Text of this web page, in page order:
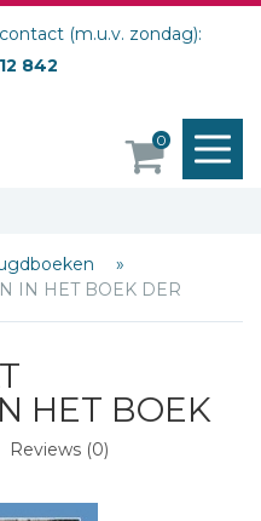
(m.u.v. zondag):
842
0
IN HET BOEK DER
HET BOEK
Reviews (0)